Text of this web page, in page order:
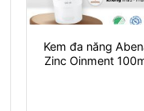
Kem đa năng
Zinc Oinment